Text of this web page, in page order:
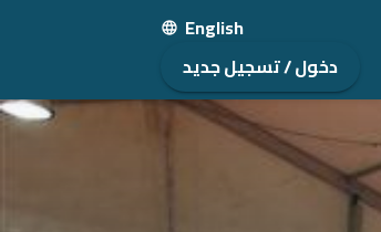
English
دخول / تسجيل جديد